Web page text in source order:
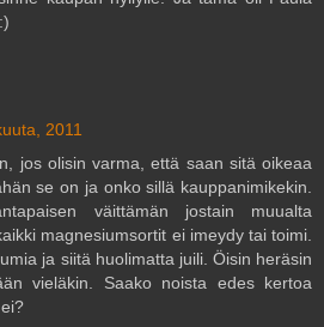
2011
jos olisin varma, että saan sitä oikeaa
se on ja onko sillä kauppanimikekin.
väittämän jostain muualta
magnesiumsortit ei imeydy tai toimi.
ja siitä huolimatta juili. Öisin heräsin
vieläkin. Saako noista edes kertoa